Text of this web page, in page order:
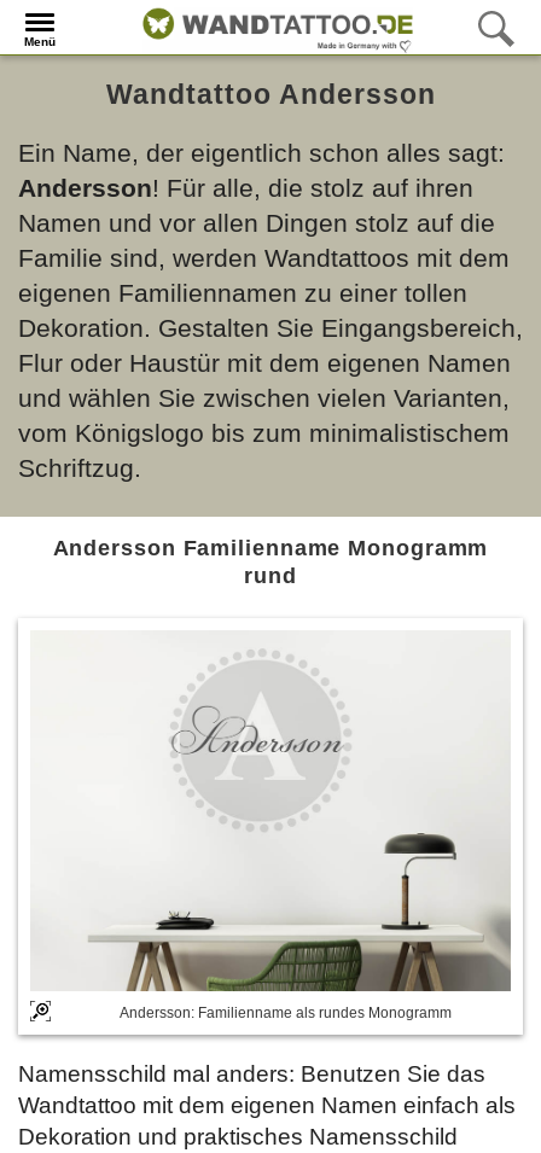
Menü
Wandtattoo Andersson
Ein Name, der eigentlich schon alles sagt:
Andersson! Für alle, die stolz auf ihren
Namen und vor allen Dingen stolz auf die
Familie sind, werden Wandtattoos mit dem
eigenen Familiennamen zu einer tollen
Dekoration. Gestalten Sie Eingangsbereich,
Flur oder Haustür mit dem eigenen Namen
und wählen Sie zwischen vielen Varianten,
vom Königslogo bis zum minimalistischem
Schriftzug.
Andersson Familienname Monogramm
rund
Andersson: Familienname als rundes Monogramm
Namensschild mal anders: Benutzen Sie das
Wandtattoo mit dem eigenen Namen einfach als
Dekoration und praktisches Namensschild